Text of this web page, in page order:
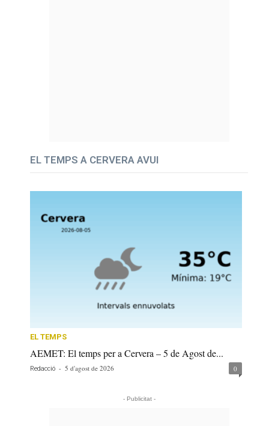
EL TEMPS A CERVERA AVUI
EL TEMPS
AEMET: El temps per a Cervera – 5 de Agost de...
Redacció - 5 d'agost de 2026 0
- Publicitat -